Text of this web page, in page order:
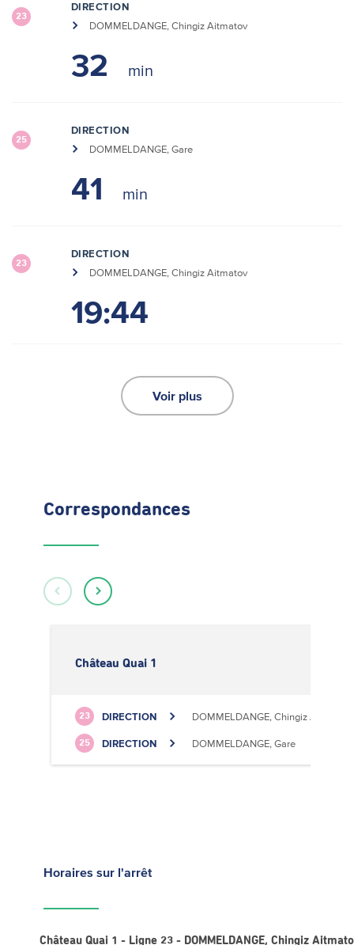
23
DIRECTION
DOMMELDANGE, Chingiz Aitmatov
32
25
DIRECTION
DOMMELDANGE, Gare
41
23
DIRECTION
DOMMELDANGE, Chingiz Aitmatov
19:44
Voir plus
Correspondances
Château Quai 1
23 DIRECTION DOMMELDANGE, Chingiz Aitmatov
25 DIRECTION DOMMELDANGE, Gare
Horaires sur l'arrêt
Château Quai 1 - Ligne 23 - DOMMELDANGE, Chingiz